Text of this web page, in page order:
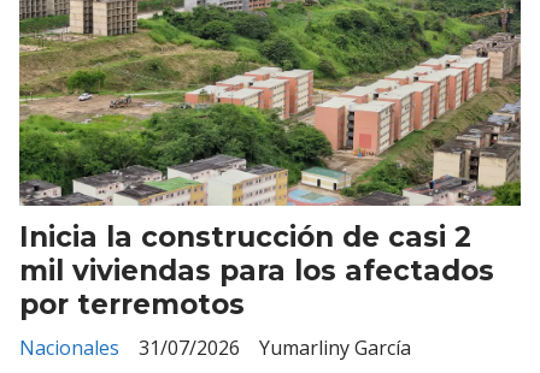
Inicia la construcción de casi 2
mil viviendas para los afectados
por terremotos
Yumarliny García
Nacionales 31/07/2026